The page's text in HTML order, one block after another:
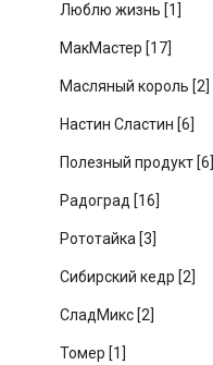
Люблю жизнь [1]
МакМастер [17]
Масляный король [2]
Настин Сластин [6]
Полезный продукт [6]
Радоград [16]
Рототайка [3]
Сибирский кедр [2]
СладМикс [2]
Томер [1]